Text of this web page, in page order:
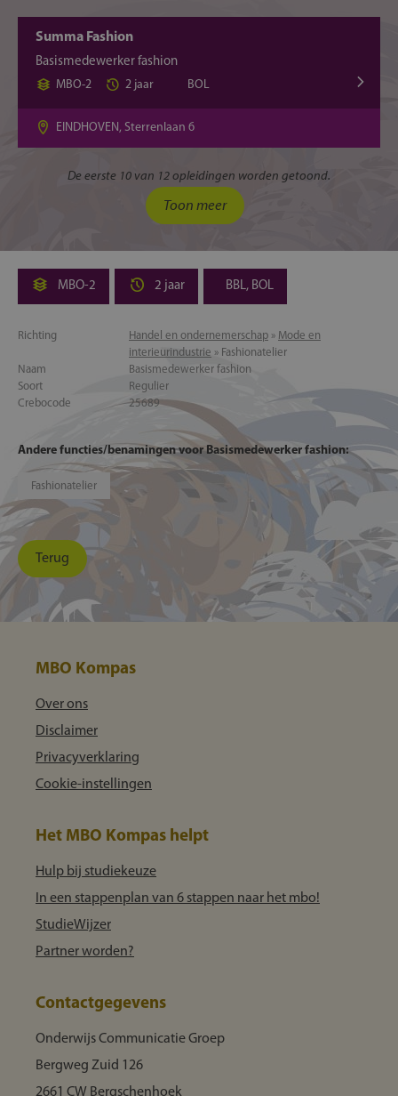
MBO-2 2 jaar BBL, BOL
Richting Handel en ondernemerschap » Mode en
interieurindustrie » Fashionatelier
Naam
Basismedewerker fashion
Soort
Regulier
Crebocode
25689
Andere functies/benamingen voor Basismedewerker fashion:
Fashionatelier
Terug
Summa Fashion
Basismedewerker fashion
MBO-2
2 jaar BOL
EINDHOVEN, Sterrenlaan 6
De eerste 10 van 12 opleidingen worden getoond.
Toon meer
MBO Kompas
Over ons
Disclaimer
Privacyverklaring
Cookie-instellingen
Het MBO Kompas helpt
Hulp bij studiekeuze
In een stappenplan van 6 stappen naar het mbo!
StudieWijzer
Partner worden?
Contactgegevens
Onderwijs Communicatie Groep
Bergweg Zuid 126
2661 CW Bergschenhoek